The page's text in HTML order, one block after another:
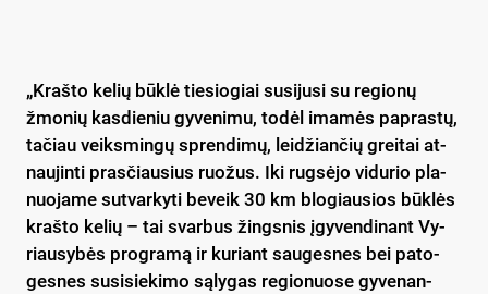
„Kraš­to ke­lių būk­lė tie­sio­giai su­si­ju­si su re­gio­nų
žmo­nių kas­die­niu gy­ve­ni­mu, to­dėl ima­mės pa­pras­tų,
ta­čiau veiks­min­gų spren­di­mų, lei­džian­čių grei­tai at­
nau­jin­ti pra­sčiau­sius ruo­žus. Iki rug­sė­jo vi­du­rio pla­
nuo­ja­me su­tvar­ky­ti be­veik 30 km blo­giau­sios būk­lės
kraš­to ke­lių – tai svar­bus žings­nis įgy­ven­di­nant Vy­
riau­sy­bės pro­gra­mą ir ku­riant sau­ges­nes bei pa­to­
ges­nes su­si­sie­ki­mo są­ly­gas re­gio­nuo­se gy­ve­nan­